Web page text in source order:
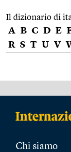
Il dizionario di
A B C D E
R S T U V
Chi siamo